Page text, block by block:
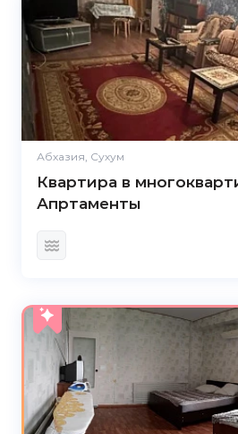
Абхазия, Сухум
Квартира в
Апртаменты